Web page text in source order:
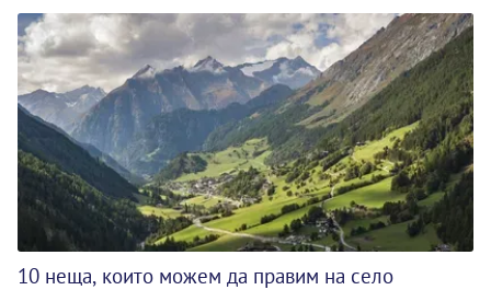
10 неща, които можем да правим на село